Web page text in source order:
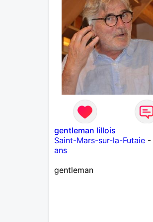
gentleman lillois
Saint-Mars-sur-la-Futaie-
ans
gentleman